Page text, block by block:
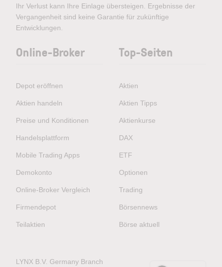
Ihr Verlust kann Ihre Einlage übersteigen. Ergebnisse der
Vergangenheit sind keine Garantie für zukünftige
Entwicklungen.
Online-Broker
Depot eröffnen
Aktien handeln
Preise und Konditionen
Handelsplattform
Mobile Trading Apps
Demokonto
Online-Broker Vergleich
Firmendepot
Teilaktien
Top-Seiten
Aktien
Aktien Tipps
Aktienkurse
DAX
ETF
Optionen
Trading
Börsennews
Börse aktuell
LYNX B.V. Germany Branch